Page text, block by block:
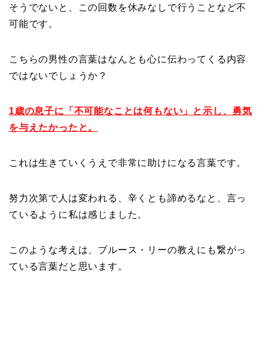
そうでないと、この回数を休みなしで行うことなど不
可能です。
こちらの男性の言葉はなんとも心に伝わってくる内容
ではないでしょうか？
1歳の息子に「不可能なことは何もない」と示し、勇気
を与えたかったと。
これは生きていくうえで非常に助けになる言葉です。
努力次第で人は変われる、辛くとも諦めるなと、言っ
ているように私は感じました。
このような考えは、ブルース・リーの教えにも繋がっ
ている言葉だと思います。